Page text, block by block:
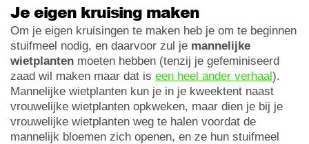
Je eigen kruising maken
Om je eigen kruisingen te maken heb je om te beginnen
stuifmeel nodig, en daarvoor zul je mannelijke
wietplanten moeten hebben (tenzij je gefeminiseerd
zaad wil maken maar dat is een heel ander verhaal).
Mannelijke wietplanten kun je in je kweektent naast
vrouwelijke wietplanten opkweken, maar dien je bij je
vrouwelijke wietplanten weg te halen voordat de
mannelijk bloemen zich openen, en ze hun stuifmeel